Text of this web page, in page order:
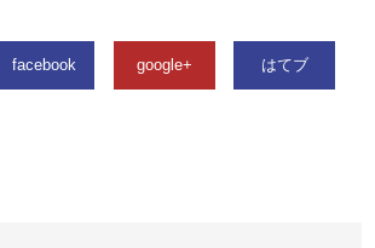
facebook google+ はてブ